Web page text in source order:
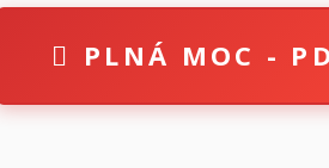
PLNÁ MOC -